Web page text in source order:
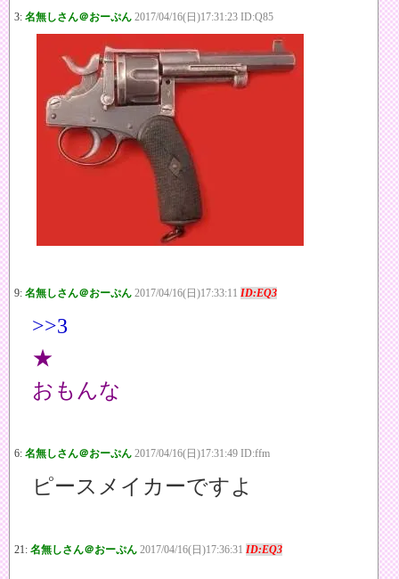
3: 名無しさん＠おーぷん 2017/04/16(日)17:31:23 ID:Q85
9: 名無しさん＠おーぷん 2017/04/16(日)17:33:11 ID:EQ3
>>3
★
おもんな
6: 名無しさん＠おーぷん 2017/04/16(日)17:31:49 ID:ffm
ピースメイカーですよ
21: 名無しさん＠おーぷん 2017/04/16(日)17:36:31 ID:EQ3